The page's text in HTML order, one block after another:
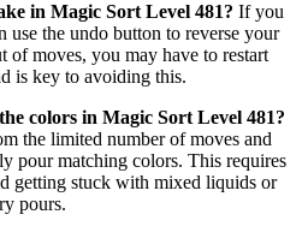
in Magic Sort Level 481? If you
use the undo button to reverse your
of moves, you may have to restart
is key to avoiding this.
colors in Magic Sort Level 481?
the limited number of moves and
pour matching colors. This requires
getting stuck with mixed liquids or
pours.